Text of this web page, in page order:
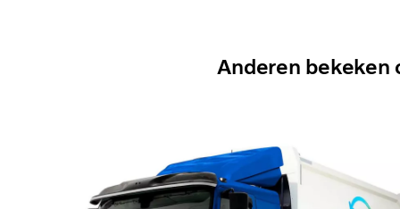
Anderen bekeken